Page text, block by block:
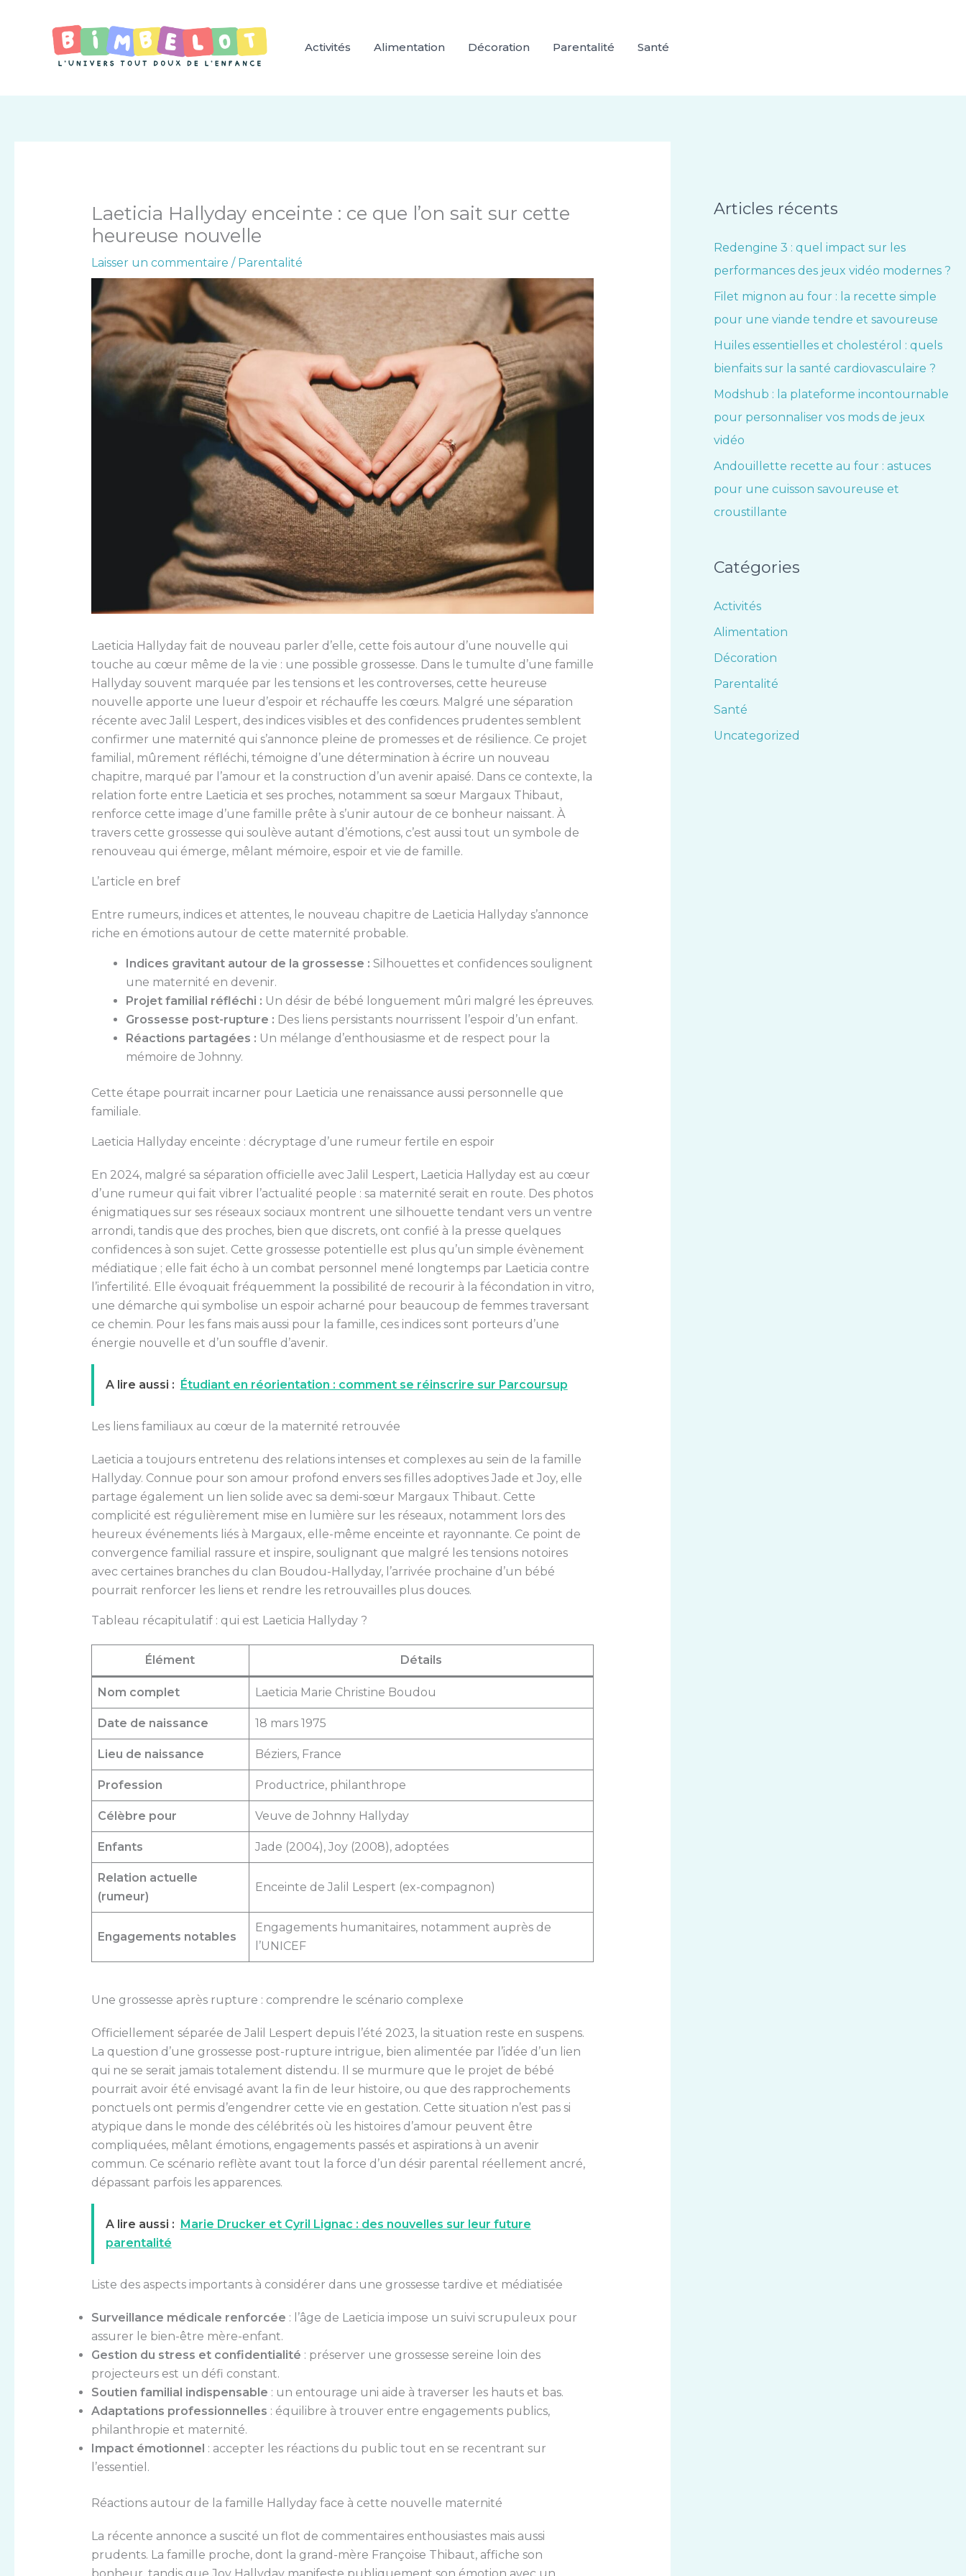
Activités Alimentation Décoration Parentalité Santé
Laeticia Hallyday enceinte : ce que l’on sait sur cette
heureuse nouvelle
Laisser un commentaire / Parentalité
Laeticia Hallyday fait de nouveau parler d’elle, cette fois autour d’une nouvelle qui
touche au cœur même de la vie : une possible grossesse. Dans le tumulte d’une famille
Hallyday souvent marquée par les tensions et les controverses, cette heureuse
nouvelle apporte une lueur d’espoir et réchauffe les cœurs. Malgré une séparation
récente avec Jalil Lespert, des indices visibles et des confidences prudentes semblent
confirmer une maternité qui s’annonce pleine de promesses et de résilience. Ce projet
familial, mûrement réfléchi, témoigne d’une détermination à écrire un nouveau
chapitre, marqué par l’amour et la construction d’un avenir apaisé. Dans ce contexte, la
relation forte entre Laeticia et ses proches, notamment sa sœur Margaux Thibaut,
renforce cette image d’une famille prête à s’unir autour de ce bonheur naissant. À
travers cette grossesse qui soulève autant d’émotions, c’est aussi tout un symbole de
renouveau qui émerge, mêlant mémoire, espoir et vie de famille.
L’article en bref
Entre rumeurs, indices et attentes, le nouveau chapitre de Laeticia Hallyday s’annonce
riche en émotions autour de cette maternité probable.
Indices gravitant autour de la grossesse : Silhouettes et confidences soulignent
une maternité en devenir.
Projet familial réfléchi : Un désir de bébé longuement mûri malgré les épreuves.
Grossesse post-rupture : Des liens persistants nourrissent l’espoir d’un enfant.
Réactions partagées : Un mélange d’enthousiasme et de respect pour la
mémoire de Johnny.
Cette étape pourrait incarner pour Laeticia une renaissance aussi personnelle que
familiale.
Laeticia Hallyday enceinte : décryptage d’une rumeur fertile en espoir
En 2024, malgré sa séparation officielle avec Jalil Lespert, Laeticia Hallyday est au cœur
d’une rumeur qui fait vibrer l’actualité people : sa maternité serait en route. Des photos
énigmatiques sur ses réseaux sociaux montrent une silhouette tendant vers un ventre
arrondi, tandis que des proches, bien que discrets, ont confié à la presse quelques
confidences à son sujet. Cette grossesse potentielle est plus qu’un simple évènement
médiatique ; elle fait écho à un combat personnel mené longtemps par Laeticia contre
l’infertilité. Elle évoquait fréquemment la possibilité de recourir à la fécondation in vitro,
une démarche qui symbolise un espoir acharné pour beaucoup de femmes traversant
ce chemin. Pour les fans mais aussi pour la famille, ces indices sont porteurs d’une
énergie nouvelle et d’un souffle d’avenir.
A lire aussi : Étudiant en réorientation : comment se réinscrire sur Parcoursup
Les liens familiaux au cœur de la maternité retrouvée
Laeticia a toujours entretenu des relations intenses et complexes au sein de la famille
Hallyday. Connue pour son amour profond envers ses filles adoptives Jade et Joy, elle
partage également un lien solide avec sa demi-sœur Margaux Thibaut. Cette
complicité est régulièrement mise en lumière sur les réseaux, notamment lors des
heureux événements liés à Margaux, elle-même enceinte et rayonnante. Ce point de
convergence familial rassure et inspire, soulignant que malgré les tensions notoires
avec certaines branches du clan Boudou-Hallyday, l’arrivée prochaine d’un bébé
pourrait renforcer les liens et rendre les retrouvailles plus douces.
Tableau récapitulatif : qui est Laeticia Hallyday ?
Élément Détails
Nom complet Laeticia Marie Christine Boudou
Date de naissance 18 mars 1975
Lieu de naissance Béziers, France
Profession Productrice, philanthrope
Célèbre pour Veuve de Johnny Hallyday
Enfants Jade (2004), Joy (2008), adoptées
Relation actuelle
(rumeur)
Enceinte de Jalil Lespert (ex-compagnon)
Engagements notables
Engagements humanitaires, notamment auprès de
l’UNICEF
Une grossesse après rupture : comprendre le scénario complexe
Officiellement séparée de Jalil Lespert depuis l’été 2023, la situation reste en suspens.
La question d’une grossesse post-rupture intrigue, bien alimentée par l’idée d’un lien
qui ne se serait jamais totalement distendu. Il se murmure que le projet de bébé
pourrait avoir été envisagé avant la fin de leur histoire, ou que des rapprochements
ponctuels ont permis d’engendrer cette vie en gestation. Cette situation n’est pas si
atypique dans le monde des célébrités où les histoires d’amour peuvent être
compliquées, mêlant émotions, engagements passés et aspirations à un avenir
commun. Ce scénario reflète avant tout la force d’un désir parental réellement ancré,
dépassant parfois les apparences.
A lire aussi : Marie Drucker et Cyril Lignac : des nouvelles sur leur future
parentalité
Liste des aspects importants à considérer dans une grossesse tardive et médiatisée
Surveillance médicale renforcée : l’âge de Laeticia impose un suivi scrupuleux pour
assurer le bien-être mère-enfant.
Gestion du stress et confidentialité : préserver une grossesse sereine loin des
projecteurs est un défi constant.
Soutien familial indispensable : un entourage uni aide à traverser les hauts et bas.
Adaptations professionnelles : équilibre à trouver entre engagements publics,
philanthropie et maternité.
Impact émotionnel : accepter les réactions du public tout en se recentrant sur
l’essentiel.
Réactions autour de la famille Hallyday face à cette nouvelle maternité
La récente annonce a suscité un flot de commentaires enthousiastes mais aussi
prudents. La famille proche, dont la grand-mère Françoise Thibaut, affiche son
bonheur, tandis que Joy Hallyday manifeste publiquement son émotion avec un
Articles récents
Redengine 3 : quel impact sur les
performances des jeux vidéo modernes ?
Filet mignon au four : la recette simple
pour une viande tendre et savoureuse
Huiles essentielles et cholestérol : quels
bienfaits sur la santé cardiovasculaire ?
Modshub : la plateforme incontournable
pour personnaliser vos mods de jeux
vidéo
Andouillette recette au four : astuces
pour une cuisson savoureuse et
croustillante
Catégories
Activités
Alimentation
Décoration
Parentalité
Santé
Uncategorized